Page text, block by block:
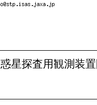
星探査用観測装